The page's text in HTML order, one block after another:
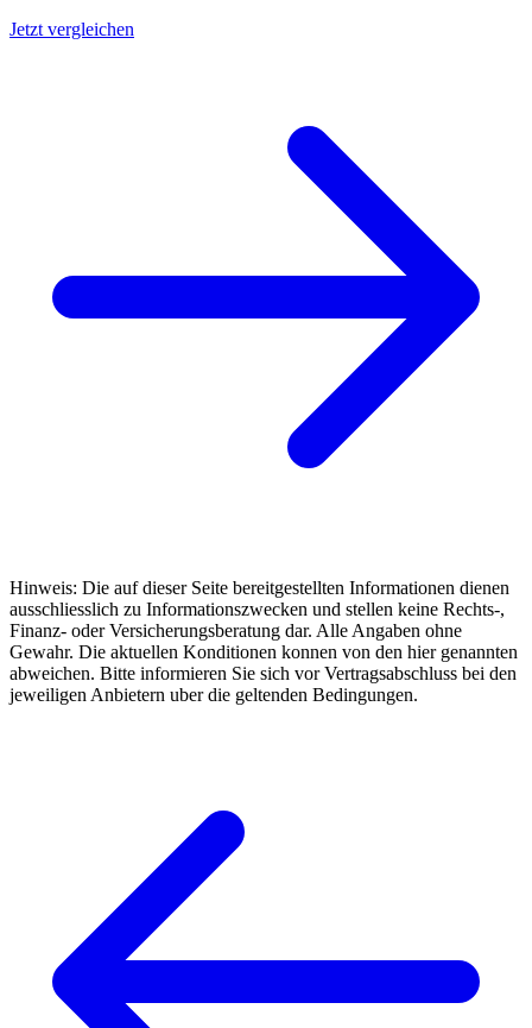
Jetzt vergleichen
Hinweis: Die auf dieser Seite bereitgestellten Informationen dienen
ausschliesslich zu Informationszwecken und stellen keine Rechts-,
Finanz- oder Versicherungsberatung dar. Alle Angaben ohne
Gewahr. Die aktuellen Konditionen konnen von den hier genannten
abweichen. Bitte informieren Sie sich vor Vertragsabschluss bei den
jeweiligen Anbietern uber die geltenden Bedingungen.